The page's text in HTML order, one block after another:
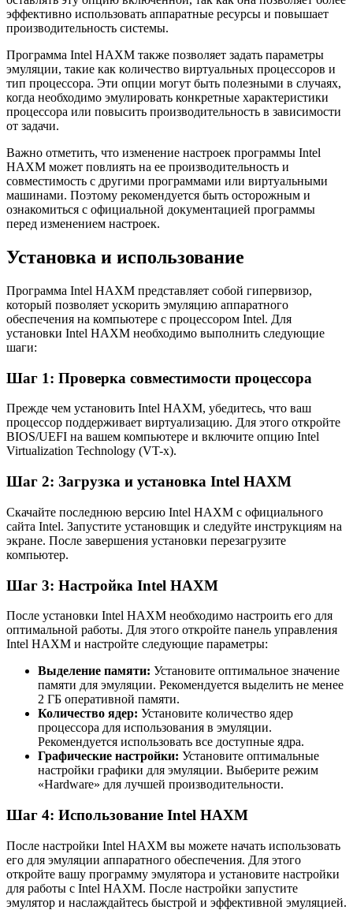
эффективно использовать аппаратные ресурсы и повышает
производительность системы.
Программа Intel HAXM также позволяет задать параметры
эмуляции, такие как количество виртуальных процессоров и
тип процессора. Эти опции могут быть полезными в случаях,
когда необходимо эмулировать конкретные характеристики
процессора или повысить производительность в зависимости
от задачи.
Важно отметить, что изменение настроек программы Intel
HAXM может повлиять на ее производительность и
совместимость с другими программами или виртуальными
машинами. Поэтому рекомендуется быть осторожным и
ознакомиться с официальной документацией программы
перед изменением настроек.
Установка и использование
Программа Intel HAXM представляет собой гипервизор,
который позволяет ускорить эмуляцию аппаратного
обеспечения на компьютере с процессором Intel. Для
установки Intel HAXM необходимо выполнить следующие
шаги:
Шаг 1: Проверка совместимости процессора
Прежде чем установить Intel HAXM, убедитесь, что ваш
процессор поддерживает виртуализацию. Для этого откройте
BIOS/UEFI на вашем компьютере и включите опцию Intel
Virtualization Technology (VT-x).
Шаг 2: Загрузка и установка Intel HAXM
Скачайте последнюю версию Intel HAXM с официального
сайта Intel. Запустите установщик и следуйте инструкциям на
экране. После завершения установки перезагрузите
компьютер.
Шаг 3: Настройка Intel HAXM
После установки Intel HAXM необходимо настроить его для
оптимальной работы. Для этого откройте панель управления
Intel HAXM и настройте следующие параметры:
Выделение памяти: Установите оптимальное значение
памяти для эмуляции. Рекомендуется выделить не менее
2 ГБ оперативной памяти.
Количество ядер: Установите количество ядер
процессора для использования в эмуляции.
Рекомендуется использовать все доступные ядра.
Графические настройки: Установите оптимальные
настройки графики для эмуляции. Выберите режим
«Hardware» для лучшей производительности.
Шаг 4: Использование Intel HAXM
После настройки Intel HAXM вы можете начать использовать
его для эмуляции аппаратного обеспечения. Для этого
откройте вашу программу эмулятора и установите настройки
для работы с Intel HAXM. После настройки запустите
эмулятор и наслаждайтесь быстрой и эффективной эмуляцией.